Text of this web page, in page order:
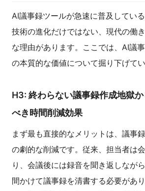
AI議事録ツールが急速に普及してい
技術の進化だけではない、現代の働
な理由があります。ここでは、AI議
の本質的な価値について掘り下げてい
H3: 終わらない議事録作成地獄か
べき時間削減効果
まず最も直接的なメリットは、議事
の劇的な削減です。従来、担当者は
り、会議後には録音を聞き返しなが
間かけて議事録を清書する必要があ